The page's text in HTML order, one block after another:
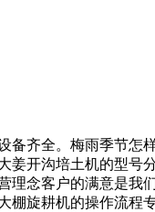
齐全。梅雨季节怎
开沟培土机的型号
念客户的满意是我
旋耕机的操作流程